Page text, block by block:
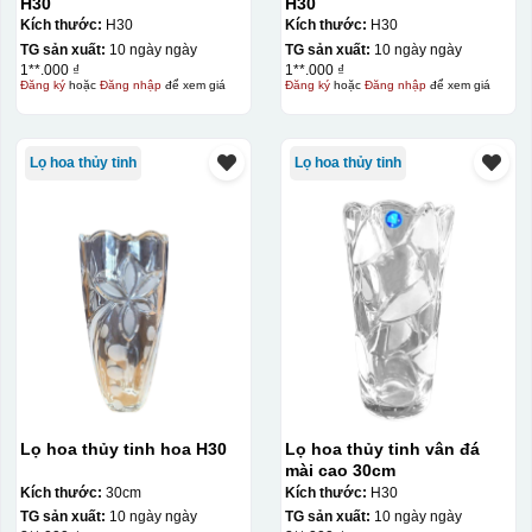
Kích thước: H30
TG sản xuất: 10 ngày ngày
1**.000 ₫
Đăng kýhoặc Đăng nhậpđể xem giá
Kích thước: H30
TG sản xuất: 10 ngày ngày
1**.000 ₫
Đăng kýhoặc Đăng nhậpđể xem giá
Lọ hoa thủy tinh
Lọ hoa thủy tinh hoa H30
Kích thước: 30cm
TG sản xuất: 10 ngày ngày
Lọ hoa thủy tinh
Lọ hoa thủy tinh vân đá
mài cao 30cm
Kích thước: H30
TG sản xuất: 10 ngày ngày